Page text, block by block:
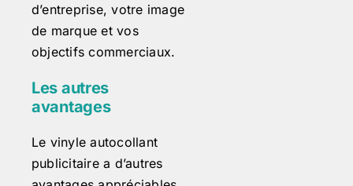
d’entreprise, votre image
de marque et vos
objectifs commerciaux.
Les autres
avantages
Le vinyle autocollant
publicitaire a d’autres